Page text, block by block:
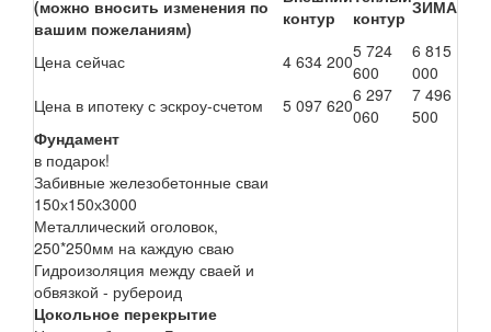
(можно вносить изменения по
вашим пожеланиям)
контур
контур ЗИМА
Цена сейчас 4 634 2005 724
600
6 815
000
Цена в ипотеку с эскроу-счетом
5 097 6206 297
060
7 496
500
Фундамент
в подарок!
Забивные железобетонные сваи
150х150х3000
Металлический оголовок,
250*250мм на каждую сваю
Гидроизоляция между сваей и
обвязкой - рубероид
Цокольное перекрытие